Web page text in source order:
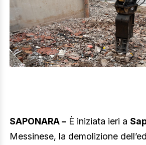
SAPONARA – È iniziata ieri a
Messinese, la demolizione